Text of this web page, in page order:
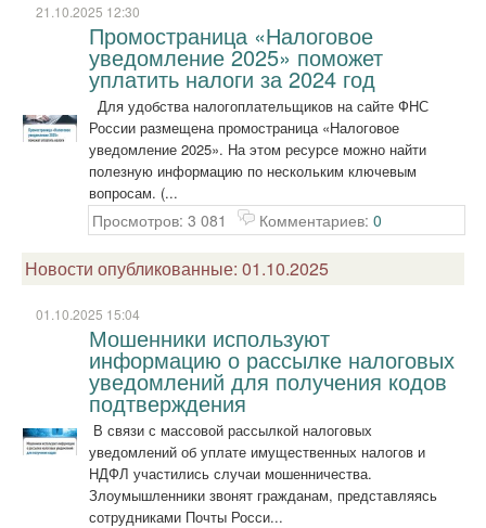
21.10.2025 12:30
Промостраница «Налоговое
уведомление 2025» поможет
уплатить налоги за 2024 год
Для удобства налогоплательщиков на сайте ФНС
России размещена промостраница «Налоговое
уведомление 2025». На этом ресурсе можно найти
полезную информацию по нескольким ключевым
вопросам. (...
Просмотров: 3 081 Комментариев: 0
Новости опубликованные: 01.10.2025
01.10.2025 15:04
Мошенники используют
информацию о рассылке налоговых
уведомлений для получения кодов
подтверждения
В связи с массовой рассылкой налоговых
уведомлений об уплате имущественных налогов и
НДФЛ участились случаи мошенничества.
Злоумышленники звонят гражданам, представляясь
сотрудниками Почты Росси...